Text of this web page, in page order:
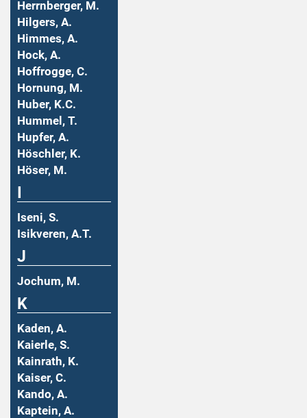
Herrnberger, M.
Hilgers, A.
Himmes, A.
Hock, A.
Hoffrogge, C.
Hornung, M.
Huber, K.C.
Hummel, T.
Hupfer, A.
Höschler, K.
Höser, M.
Iseni, S.
Isikveren, A.T.
J
Jochum, M.
K
Kaden, A.
Kaierle, S.
Kainrath, K.
Kaiser, C.
Kando, A.
Kaptein, A.